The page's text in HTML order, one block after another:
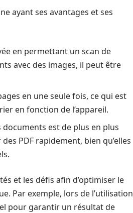
ayant ses avantages et ses
en permettant un scan de
avec des images, il peut être
en une seule fois, ce qui est
en fonction de l’appareil.
est de plus en plus
PDF rapidement, bien qu’elles
et les défis afin d’optimiser le
Par exemple, lors de l’utilisation
pour garantir un résultat de